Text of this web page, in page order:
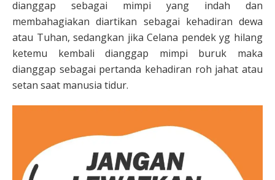
dianggap sebagai mimpi yang indah dan
membahagiakan diartikan sebagai kehadiran dewa
atau Tuhan, sedangkan jika Celana pendek yg hilang
ketemu kembali dianggap mimpi buruk maka
dianggap sebagai pertanda kehadiran roh jahat atau
setan saat manusia tidur.